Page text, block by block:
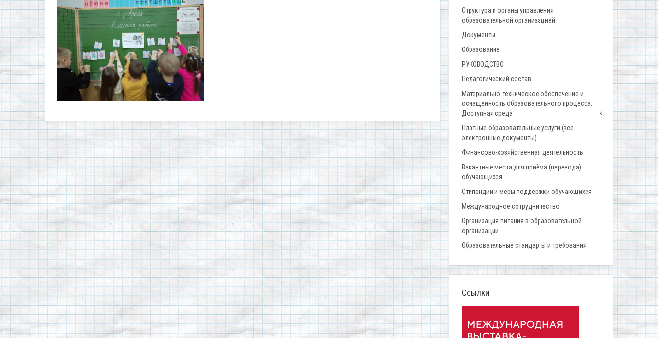
Структура и органы управления
образовательной организацией
Документы
Образование
РУКОВОДСТВО
Педагогический состав
Материально-техническое обеспечение и
оснащенность образовательного процесса.
Доступная среда
Платные образовательные услуги (все
электронные документы)
Финансово-хозяйственная деятельность
Вакантные места для приёма (перевода)
обучающихся
Стипендии и меры поддержки обучающихся
Международное сотрудничество
Организация питания в образовательной
организации
Образовательные стандарты и требования
Ссылки